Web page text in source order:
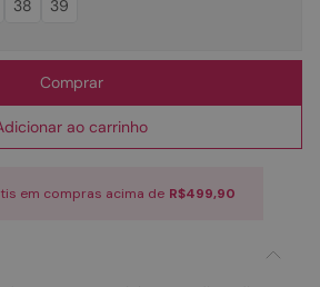
38 39
Comprar
ao carrinho
em compras acima de R$499,90